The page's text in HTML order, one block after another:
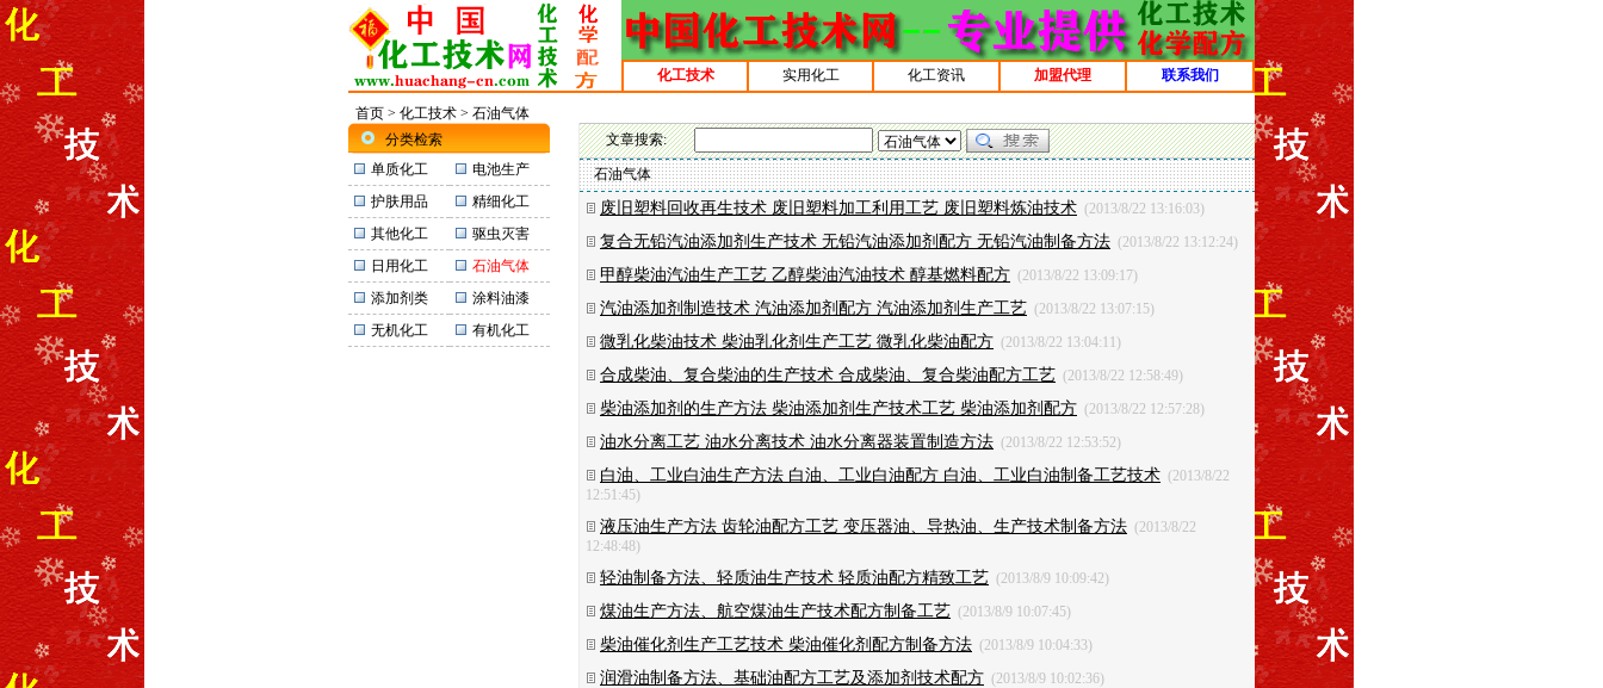
化工技术 实用化工 化工资讯 加盟代理 联系我们
首页 > 化工技术 > 石油气体
分类检索
单质化工
电池生产
护肤用品
精细化工
其他化工
驱虫灭害
日用化工
石油气体
添加剂类
涂料油漆
无机化工
有机化工
文章搜索:
石油气体
废旧塑料回收再生技术 废旧塑料加工利用工艺 废旧塑料炼油技术 (2013/8/22 13:16:03)
复合无铅汽油添加剂生产技术 无铅汽油添加剂配方 无铅汽油制备方法 (2013/8/22 13:12:24)
甲醇柴油汽油生产工艺 乙醇柴油汽油技术 醇基燃料配方 (2013/8/22 13:09:17)
汽油添加剂制造技术 汽油添加剂配方 汽油添加剂生产工艺 (2013/8/22 13:07:15)
微乳化柴油技术 柴油乳化剂生产工艺 微乳化柴油配方 (2013/8/22 13:04:11)
合成柴油、复合柴油的生产技术 合成柴油、复合柴油配方工艺 (2013/8/22 12:58:49)
柴油添加剂的生产方法 柴油添加剂生产技术工艺 柴油添加剂配方 (2013/8/22 12:57:28)
油水分离工艺 油水分离技术 油水分离器装置制造方法 (2013/8/22 12:53:52)
白油、工业白油生产方法 白油、工业白油配方 白油、工业白油制备工艺技术 (2013/8/22
12:51:45)
液压油生产方法 齿轮油配方工艺 变压器油、导热油、生产技术制备方法 (2013/8/22
12:48:48)
轻油制备方法、轻质油生产技术 轻质油配方精致工艺 (2013/8/9 10:09:42)
煤油生产方法、航空煤油生产技术配方制备工艺 (2013/8/9 10:07:45)
柴油催化剂生产工艺技术 柴油催化剂配方制备方法 (2013/8/9 10:04:33)
润滑油制备方法、基础油配方工艺及添加剂技术配方 (2013/8/9 10:02:36)